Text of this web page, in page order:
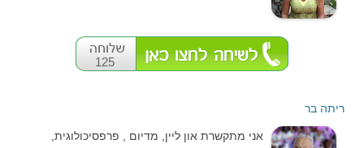
125
ריתה בר
אני מתקשרת און ליין, מדיום , פרפסיכולוגית,